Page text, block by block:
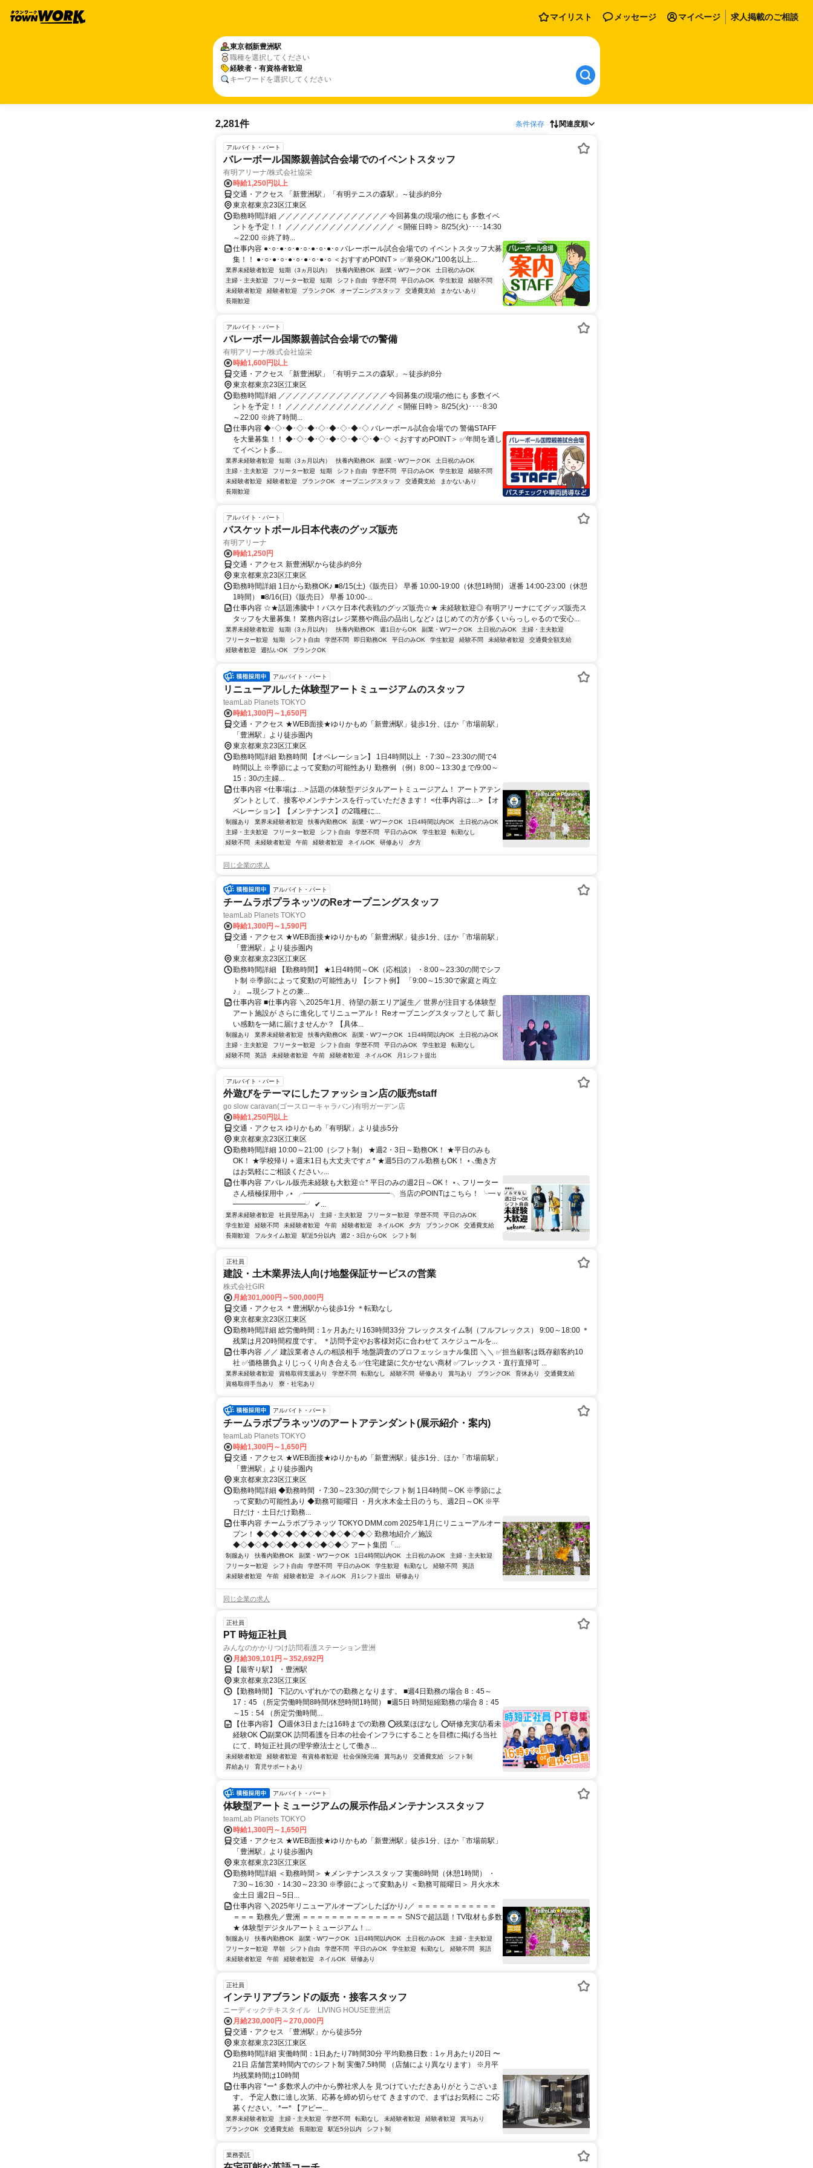
マイリスト メッセージ マイページ 求人掲載のご相談
東京都新豊洲駅
職種を選択してください
経験者・有資格者歓迎
キーワードを選択してください
2,281件 条件保存 関連度順
アルバイト・パート
バレーボール国際親善試合会場でのイベントスタッフ
有明アリーナ/株式会社協栄
時給1,250円以上
交通・アクセス 「新豊洲駅」「有明テニスの森駅」～徒歩約8分
東京都東京23区江東区
勤務時間詳細 ／／／／／／／／／／／／／／／ 今回募集の現場の他にも 多数イベ
ントを予定！！ ／／／／／／／／／／／／／／／ ＜開催日時＞ 8/25(火)････14:30
～22:00 ※終了時...
仕事内容 ●･○･●･○･●･○･●･○･●･○ バレーボール試合会場での イベントスタッフ大募
集！！ ●･○･●･○･●･○･●･○･●･○ ＜おすすめPOINT＞ ✅単発OK♪"100名以上...
業界未経験者歓迎 短期（3ヵ月以内） 扶養内勤務OK 副業・WワークOK
土日祝のみOK
主婦・主夫歓迎
フリーター歓迎 短期 シフト自由 学歴不問 平日のみOK 学生歓迎
経験不問
未経験者歓迎
経験者歓迎 ブランクOK オープニングスタッフ 交通費支給
まかないあり
長期歓迎
アルバイト・パート
バレーボール国際親善試合会場での警備
有明アリーナ/株式会社協栄
時給1,600円以上
交通・アクセス 「新豊洲駅」「有明テニスの森駅」～徒歩約8分
東京都東京23区江東区
勤務時間詳細 ／／／／／／／／／／／／／／／ 今回募集の現場の他にも 多数イベ
ントを予定！！ ／／／／／／／／／／／／／／／ ＜開催日時＞ 8/25(火)････8:30
～22:00 ※終了時間...
仕事内容 ◆･◇･◆･◇･◆･◇･◆･◇･◆･◇ バレーボール試合会場での 警備STAFF
を大量募集！！ ◆･◇･◆･◇･◆･◇･◆･◇･◆･◇ ＜おすすめPOINT＞ ✅年間を通し
てイベント多...
業界未経験者歓迎 短期（3ヵ月以内） 扶養内勤務OK 副業・WワークOK
土日祝のみOK
主婦・主夫歓迎
フリーター歓迎 短期 シフト自由 学歴不問 平日のみOK 学生歓迎
経験不問
未経験者歓迎
経験者歓迎 ブランクOK オープニングスタッフ 交通費支給
まかないあり
長期歓迎
アルバイト・パート
バスケットボール日本代表のグッズ販売
有明アリーナ
時給1,250円
交通・アクセス 新豊洲駅から徒歩約8分
東京都東京23区江東区
勤務時間詳細 1日から勤務OK♪ ■8/15(土)《販売日》 早番 10:00-19:00（休憩1時間） 遅番 14:00-23:00（休憩
1時間） ■8/16(日)《販売日》 早番 10:00-...
仕事内容 ☆★話題沸騰中！バスケ日本代表戦のグッズ販売☆★ 未経験歓迎◎ 有明アリーナにてグッズ販売ス
タッフを大量募集！ 業務内容はレジ業務や商品の品出しなど♪ はじめての方が多くいらっしゃるので安心...
業界未経験者歓迎 短期（3ヵ月以内） 扶養内勤務OK 週1日からOK 副業・WワークOK 土日祝のみOK
主婦・主夫歓迎
フリーター歓迎
短期 シフト自由 学歴不問 即日勤務OK 平日のみOK 学生歓迎 経験不問 未経験者歓迎
交通費全額支給
経験者歓迎
週払いOK ブランクOK
アルバイト・パート
リニューアルした体験型アートミュージアムのスタッフ
teamLab Planets TOKYO
時給1,300円～1,650円
交通・アクセス ★WEB面接★ゆりかもめ「新豊洲駅」徒歩1分、ほか「市場前駅」
「豊洲駅」より徒歩圏内
東京都東京23区江東区
勤務時間詳細 勤務時間 【オペレーション】 1日4時間以上 ・7:30～23:30の間で4
時間以上 ※季節によって変動の可能性あり 勤務例 （例）8:00～13:30まで/9:00～
15：30の主婦...
仕事内容 <仕事場は…> 話題の体験型デジタルアートミュージアム！ アートアテン
ダントとして、接客やメンテナンスを行っていただきます！ <仕事内容は…> 【オ
ペレーション】【メンテナンス】の2職種に...
制服あり 業界未経験者歓迎 扶養内勤務OK 副業・WワークOK 1日4時間以内OK
土日祝のみOK
主婦・主夫歓迎
フリーター歓迎 シフト自由 学歴不問 平日のみOK 学生歓迎
転勤なし
経験不問
未経験者歓迎 午前 経験者歓迎 ネイルOK 研修あり 夕方
同じ企業の求人
アルバイト・パート
チームラボプラネッツのReオープニングスタッフ
teamLab Planets TOKYO
時給1,300円～1,590円
交通・アクセス ★WEB面接★ゆりかもめ「新豊洲駅」徒歩1分、ほか「市場前駅」
「豊洲駅」より徒歩圏内
東京都東京23区江東区
勤務時間詳細 【勤務時間】 ★1日4時間～OK（応相談） ・8:00～23:30の間でシフ
ト制 ※季節によって変動の可能性あり 【シフト例】 「9:00～15:30で家庭と両立
♪」 →現シフトとの兼...
仕事内容 ■仕事内容 ＼2025年1月、待望の新エリア誕生／ 世界が注目する体験型
アート施設が さらに進化してリニューアル！ Reオープニングスタッフとして 新し
い感動を一緒に届けませんか？ 【具体...
制服あり 業界未経験者歓迎 扶養内勤務OK 副業・WワークOK 1日4時間以内OK
土日祝のみOK
主婦・主夫歓迎
フリーター歓迎 シフト自由 学歴不問 平日のみOK 学生歓迎
転勤なし
経験不問
英語 未経験者歓迎 午前 経験者歓迎 ネイルOK 月1シフト提出
アルバイト・パート
外遊びをテーマにしたファッション店の販売staff
go slow caravan(ゴースローキャラバン)有明ガーデン店
時給1,250円以上
交通・アクセス ゆりかもめ「有明駅」より徒歩5分
東京都東京23区江東区
勤務時間詳細 10:00～21:00（シフト制） ★週2・3日～勤務OK！ ★平日のみも
OK！ ★学校帰り＋週末1日も大丈夫です♬* ★週5日のフル勤務もOK！ ⋆⸜働き方
はお気軽にご相談ください⸝...
仕事内容 アパレル販売未経験も大歓迎☆* 平日のみの週2日～OK！ ⋆⸜ フリーター
さん積極採用中 ⸝⋆ ╭━━━━━━━━━━━━╮ 当店のPOINTはこちら！ ╰━ｖ
━━━━━━━━━━╯ ✔...
業界未経験者歓迎 社員登用あり 主婦・主夫歓迎 フリーター歓迎 学歴不問
平日のみOK
学生歓迎
経験不問 未経験者歓迎 午前 経験者歓迎 ネイルOK 夕方 ブランクOK
交通費支給
長期歓迎
フルタイム歓迎 駅近5分以内 週2・3日からOK シフト制
正社員
建設・土木業界法人向け地盤保証サービスの営業
株式会社GIR
月給301,000円～500,000円
交通・アクセス ＊豊洲駅から徒歩1分 ＊転勤なし
東京都東京23区江東区
勤務時間詳細 総労働時間：1ヶ月あたり163時間33分 フレックスタイム制（フルフレックス） 9:00～18:00 ＊
残業は月20時間程度です。 ＊訪問予定やお客様対応に合わせて スケジュールを...
仕事内容 ／／ 建設業者さんの相談相手 地盤調査のプロフェッショナル集団 ＼＼ ✅担当顧客は既存顧客約10
社 ✅価格勝負よりじっくり向き合える ✅住宅建築に欠かせない商材 ✅フレックス・直行直帰可 ...
業界未経験者歓迎 資格取得支援あり 学歴不問 転勤なし 経験不問 研修あり 賞与あり ブランクOK 育休あり
交通費支給
資格取得手当あり
寮・社宅あり
アルバイト・パート
チームラボプラネッツのアートアテンダント(展示紹介・案内)
teamLab Planets TOKYO
時給1,300円～1,650円
交通・アクセス ★WEB面接★ゆりかもめ「新豊洲駅」徒歩1分、ほか「市場前駅」
「豊洲駅」より徒歩圏内
東京都東京23区江東区
勤務時間詳細 ◆勤務時間 ・7:30～23:30の間でシフト制 1日4時間～OK ※季節によ
って変動の可能性あり ◆勤務可能曜日 ・月火水木金土日のうち、週2日～OK ※平
日だけ・土日だけ勤務...
仕事内容 チームラボプラネッツ TOKYO DMM.com 2025年1月にリニューアルオー
プン！ ◆◇◆◇◆◇◆◇◆◇◆◇◆◇◆◇ 勤務地紹介／施設
◆◇◆◇◆◇◆◇◆◇◆◇◆◇◆◇ アート集団「...
制服あり 扶養内勤務OK 副業・WワークOK 1日4時間以内OK 土日祝のみOK
主婦・主夫歓迎
フリーター歓迎
シフト自由 学歴不問 平日のみOK 学生歓迎 転勤なし 経験不問
英語
未経験者歓迎
午前 経験者歓迎 ネイルOK 月1シフト提出 研修あり
同じ企業の求人
正社員
PT 時短正社員
みんなのかかりつけ訪問看護ステーション豊洲
月給309,101円～352,692円
【最寄り駅】 ・豊洲駅
東京都東京23区江東区
【勤務時間】 下記のいずれかでの勤務となります。 ■週4日勤務の場合 8：45～
17：45 （所定労働時間8時間/休憩時間1時間） ■週5日 時間短縮勤務の場合 8：45
～15：54 （所定労働時間...
【仕事内容】 ⭕週休3日または16時までの勤務 ⭕残業ほぼなし ⭕研修充実/訪看未
経験OK ⭕副業OK 訪問看護を日本の社会インフラにすることを目標に掲げる当社
にて、時短正社員の理学療法士として働き...
未経験者歓迎 経験者歓迎 有資格者歓迎 社会保険完備 賞与あり 交通費支給
シフト制
昇給あり
育児サポートあり
アルバイト・パート
体験型アートミュージアムの展示作品メンテナンススタッフ
teamLab Planets TOKYO
時給1,300円～1,650円
交通・アクセス ★WEB面接★ゆりかもめ「新豊洲駅」徒歩1分、ほか「市場前駅」
「豊洲駅」より徒歩圏内
東京都東京23区江東区
勤務時間詳細 ＜勤務時間＞ ★メンテナンススタッフ 実働8時間（休憩1時間） ・
7:30～16:30 ・14:30～23:30 ※季節によって変動あり ＜勤務可能曜日＞ 月火水木
金土日 週2日～5日...
仕事内容 ＼2025年リニューアルオープンしたばかり♪／ ＝＝＝＝＝＝＝＝＝＝＝
＝＝＝ 勤務先／豊洲 ＝＝＝＝＝＝＝＝＝＝＝＝＝＝ SNSで超話題！TV取材も多数
★ 体験型デジタルアートミュージアム！...
制服あり 扶養内勤務OK 副業・WワークOK 1日4時間以内OK 土日祝のみOK
主婦・主夫歓迎
フリーター歓迎
早朝 シフト自由 学歴不問 平日のみOK 学生歓迎 転勤なし 経験不問
英語
未経験者歓迎
午前 経験者歓迎 ネイルOK 研修あり
正社員
インテリアブランドの販売・接客スタッフ
ニーディックテキスタイル LIVING HOUSE豊洲店
月給230,000円～270,000円
交通・アクセス 「豊洲駅」から徒歩5分
東京都東京23区江東区
勤務時間詳細 実働時間：1日あたり7時間30分 平均勤務日数：1ヶ月あたり20日 〜
21日 店舗営業時間内でのシフト制 実働7.5時間 （店舗により異なります） ※月平
均残業時間は10時間
仕事内容 *ー* 多数求人の中から弊社求人を 見つけていただきありがとうございま
す。 予定人数に達し次第、応募を締め切らせて きますので、まずはお気軽に ご応
募ください。 *ー* 【アピー...
業界未経験者歓迎 主婦・主夫歓迎 学歴不問 転勤なし 未経験者歓迎 経験者歓迎
賞与あり
ブランクOK
交通費支給 長期歓迎 駅近5分以内 シフト制
業務委託